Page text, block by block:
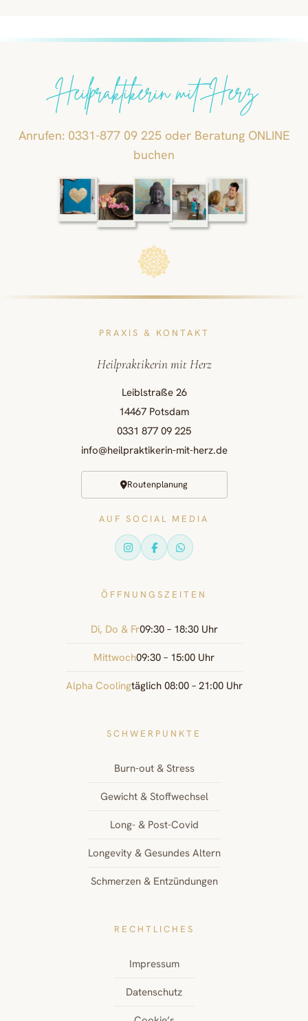
Heilpraktikerin mit Herz
Anrufen: 0331-877 09 225 oder Beratung ONLINE
buchen
PRAXIS & KONTAKT
Heilpraktikerin mit Herz
Leiblstraße 26
14467 Potsdam
0331 877 09 225
info@heilpraktikerin-mit-herz.de
Routenplanung
AUF SOCIAL MEDIA
ÖFFNUNGSZEITEN
Di, Do & Fr09:30 – 18:30 Uhr
Mittwoch09:30 – 15:00 Uhr
Alpha Coolingtäglich 08:00 – 21:00 Uhr
SCHWERPUNKTE
Burn-out & Stress
Gewicht & Stoffwechsel
Long- & Post-Covid
Longevity & Gesundes Altern
Schmerzen & Entzündungen
RECHTLICHES
Impressum
Datenschutz